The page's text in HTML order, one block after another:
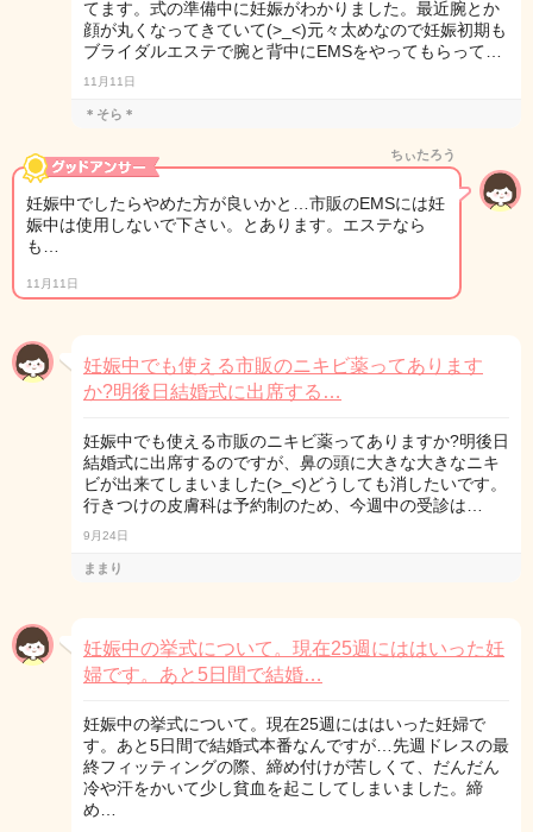
てます。式の準備中に妊娠がわかりました。最近腕とか
顔が丸くなってきていて(>_<)元々太めなので妊娠初期も
ブライダルエステで腕と背中にEMSをやってもらって…
11月11日
＊そら＊
ちぃたろう
妊娠中でしたらやめた方が良いかと…市販のEMSには妊
娠中は使用しないで下さい。とあります。エステなら
も…
11月11日
妊娠中でも使える市販のニキビ薬ってあります
か?明後日結婚式に出席する…
妊娠中でも使える市販のニキビ薬ってありますか?明後日
結婚式に出席するのですが、鼻の頭に大きな大きなニキ
ビが出来てしまいました(>_<)どうしても消したいです。
行きつけの皮膚科は予約制のため、今週中の受診は…
9月24日
ままり
妊娠中の挙式について。現在25週にははいった妊
婦です。あと5日間で結婚…
妊娠中の挙式について。現在25週にははいった妊婦で
す。あと5日間で結婚式本番なんですが…先週ドレスの最
終フィッティングの際、締め付けが苦しくて、だんだん
冷や汗をかいて少し貧血を起こしてしまいました。締
め…